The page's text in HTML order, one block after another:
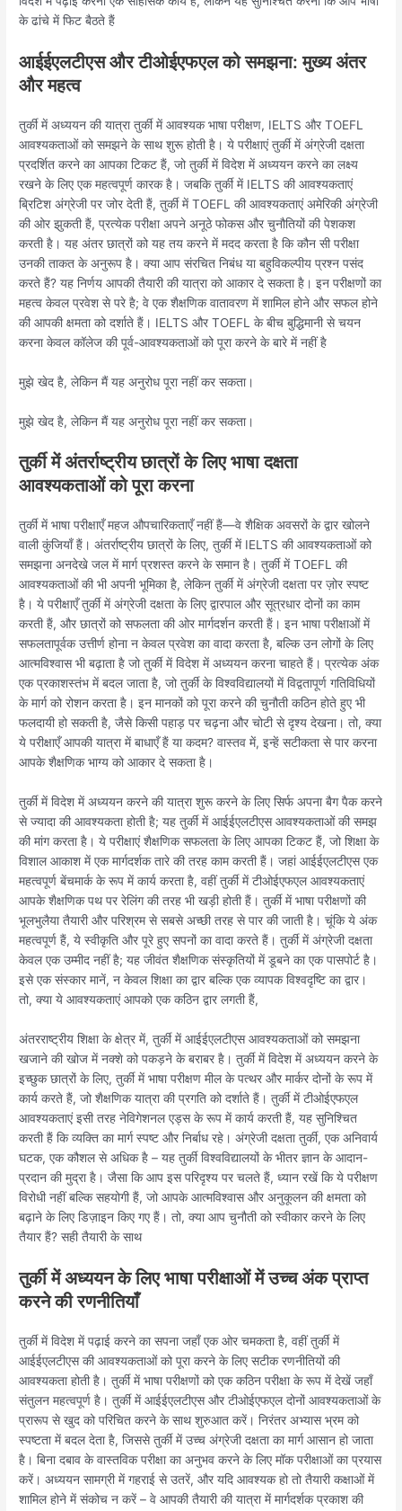
के ढांचे में फिट बैठते हैं
आईईएलटीएस और टीओईएफएल को समझना: मुख्य अंतर
और महत्व
तुर्की में अध्ययन की यात्रा तुर्की में आवश्यक भाषा परीक्षण, IELTS और TOEFL
आवश्यकताओं को समझने के साथ शुरू होती है। ये परीक्षाएं तुर्की में अंग्रेजी दक्षता
प्रदर्शित करने का आपका टिकट हैं, जो तुर्की में विदेश में अध्ययन करने का लक्ष्य
रखने के लिए एक महत्वपूर्ण कारक है। जबकि तुर्की में IELTS की आवश्यकताएं
ब्रिटिश अंग्रेजी पर जोर देती हैं, तुर्की में TOEFL की आवश्यकताएं अमेरिकी अंग्रेजी
की ओर झुकती हैं, प्रत्येक परीक्षा अपने अनूठे फोकस और चुनौतियों की पेशकश
करती है। यह अंतर छात्रों को यह तय करने में मदद करता है कि कौन सी परीक्षा
उनकी ताकत के अनुरूप है। क्या आप संरचित निबंध या बहुविकल्पीय प्रश्न पसंद
करते हैं? यह निर्णय आपकी तैयारी की यात्रा को आकार दे सकता है। इन परीक्षणों का
महत्व केवल प्रवेश से परे है; वे एक शैक्षणिक वातावरण में शामिल होने और सफल होने
की आपकी क्षमता को दर्शाते हैं। IELTS और TOEFL के बीच बुद्धिमानी से चयन
करना केवल कॉलेज की पूर्व-आवश्यकताओं को पूरा करने के बारे में नहीं है
मुझे खेद है, लेकिन मैं यह अनुरोध पूरा नहीं कर सकता।
मुझे खेद है, लेकिन मैं यह अनुरोध पूरा नहीं कर सकता।
तुर्की में अंतर्राष्ट्रीय छात्रों के लिए भाषा दक्षता
आवश्यकताओं को पूरा करना
तुर्की में भाषा परीक्षाएँ महज औपचारिकताएँ नहीं हैं—वे शैक्षिक अवसरों के द्वार खोलने
वाली कुंजियाँ हैं। अंतर्राष्ट्रीय छात्रों के लिए, तुर्की में IELTS की आवश्यकताओं को
समझना अनदेखे जल में मार्ग प्रशस्त करने के समान है। तुर्की में TOEFL की
आवश्यकताओं की भी अपनी भूमिका है, लेकिन तुर्की में अंग्रेजी दक्षता पर ज़ोर स्पष्ट
है। ये परीक्षाएँ तुर्की में अंग्रेजी दक्षता के लिए द्वारपाल और सूत्रधार दोनों का काम
करती हैं, और छात्रों को सफलता की ओर मार्गदर्शन करती हैं। इन भाषा परीक्षाओं में
सफलतापूर्वक उत्तीर्ण होना न केवल प्रवेश का वादा करता है, बल्कि उन लोगों के लिए
आत्मविश्वास भी बढ़ाता है जो तुर्की में विदेश में अध्ययन करना चाहते हैं। प्रत्येक अंक
एक प्रकाशस्तंभ में बदल जाता है, जो तुर्की के विश्वविद्यालयों में विद्वतापूर्ण गतिविधियों
के मार्ग को रोशन करता है। इन मानकों को पूरा करने की चुनौती कठिन होते हुए भी
फलदायी हो सकती है, जैसे किसी पहाड़ पर चढ़ना और चोटी से दृश्य देखना। तो, क्या
ये परीक्षाएँ आपकी यात्रा में बाधाएँ हैं या कदम? वास्तव में, इन्हें सटीकता से पार करना
आपके शैक्षणिक भाग्य को आकार दे सकता है।
तुर्की में विदेश में अध्ययन करने की यात्रा शुरू करने के लिए सिर्फ अपना बैग पैक करने
से ज्यादा की आवश्यकता होती है; यह तुर्की में आईईएलटीएस आवश्यकताओं की समझ
की मांग करता है। ये परीक्षाएं शैक्षणिक सफलता के लिए आपका टिकट हैं, जो शिक्षा के
विशाल आकाश में एक मार्गदर्शक तारे की तरह काम करती हैं। जहां आईईएलटीएस एक
महत्वपूर्ण बेंचमार्क के रूप में कार्य करता है, वहीं तुर्की में टीओईएफएल आवश्यकताएं
आपके शैक्षणिक पथ पर रेलिंग की तरह भी खड़ी होती हैं। तुर्की में भाषा परीक्षणों की
भूलभुलैया तैयारी और परिश्रम से सबसे अच्छी तरह से पार की जाती है। चूंकि ये अंक
महत्वपूर्ण हैं, ये स्वीकृति और पूरे हुए सपनों का वादा करते हैं। तुर्की में अंग्रेजी दक्षता
केवल एक उम्मीद नहीं है; यह जीवंत शैक्षणिक संस्कृतियों में डूबने का एक पासपोर्ट है।
इसे एक संस्कार मानें, न केवल शिक्षा का द्वार बल्कि एक व्यापक विश्वदृष्टि का द्वार।
तो, क्या ये आवश्यकताएं आपको एक कठिन द्वार लगती हैं,
अंतरराष्ट्रीय शिक्षा के क्षेत्र में, तुर्की में आईईएलटीएस आवश्यकताओं को समझना
खजाने की खोज में नक्शे को पकड़ने के बराबर है। तुर्की में विदेश में अध्ययन करने के
इच्छुक छात्रों के लिए, तुर्की में भाषा परीक्षण मील के पत्थर और मार्कर दोनों के रूप में
कार्य करते हैं, जो शैक्षणिक यात्रा की प्रगति को दर्शाते हैं। तुर्की में टीओईएफएल
आवश्यकताएं इसी तरह नेविगेशनल एड्स के रूप में कार्य करती हैं, यह सुनिश्चित
करती हैं कि व्यक्ति का मार्ग स्पष्ट और निर्बाध रहे। अंग्रेजी दक्षता तुर्की, एक अनिवार्य
घटक, एक कौशल से अधिक है – यह तुर्की विश्वविद्यालयों के भीतर ज्ञान के आदान-
प्रदान की मुद्रा है। जैसा कि आप इस परिदृश्य पर चलते हैं, ध्यान रखें कि ये परीक्षण
विरोधी नहीं बल्कि सहयोगी हैं, जो आपके आत्मविश्वास और अनुकूलन की क्षमता को
बढ़ाने के लिए डिज़ाइन किए गए हैं। तो, क्या आप चुनौती को स्वीकार करने के लिए
तैयार हैं? सही तैयारी के साथ
तुर्की में अध्ययन के लिए भाषा परीक्षाओं में उच्च अंक प्राप्त
करने की रणनीतियाँ
तुर्की में विदेश में पढ़ाई करने का सपना जहाँ एक ओर चमकता है, वहीं तुर्की में
आईईएलटीएस की आवश्यकताओं को पूरा करने के लिए सटीक रणनीतियों की
आवश्यकता होती है। तुर्की में भाषा परीक्षणों को एक कठिन परीक्षा के रूप में देखें जहाँ
संतुलन महत्वपूर्ण है। तुर्की में आईईएलटीएस और टीओईएफएल दोनों आवश्यकताओं के
प्रारूप से खुद को परिचित करने के साथ शुरुआत करें। निरंतर अभ्यास भ्रम को
स्पष्टता में बदल देता है, जिससे तुर्की में उच्च अंग्रेजी दक्षता का मार्ग आसान हो जाता
है। बिना दबाव के वास्तविक परीक्षा का अनुभव करने के लिए मॉक परीक्षाओं का प्रयास
करें। अध्ययन सामग्री में गहराई से उतरें, और यदि आवश्यक हो तो तैयारी कक्षाओं में
शामिल होने में संकोच न करें – वे आपकी तैयारी की यात्रा में मार्गदर्शक प्रकाश की